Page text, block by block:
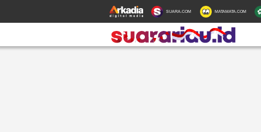
SUARA.COM MATAMATA.COM